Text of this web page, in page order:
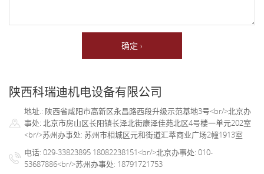
确定 ›
陕西科瑞迪机电设备有限公司
地址.: 陕西省咸阳市高新区永昌路西段升级示范基地3号<br/>北京办
事处: 北京市房山区长阳镇长泽北街康泽佳苑北区4号楼一单元202室
<br/>苏州办事处: 苏州市相城区元和街道汇萃商业广场2幢1913室
电话: 029-33823895 18082238151<br/>北京办事处: 010-
53687886<br/>苏州办事处: 18791721753